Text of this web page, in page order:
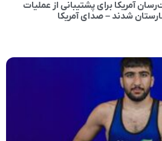
آمریکا برای پشتیبانی از عملیات
شدند – صدای آمریکا